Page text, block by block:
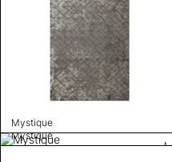
Mystique
Mystique